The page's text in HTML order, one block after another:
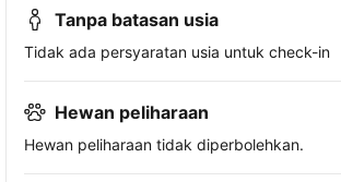
Tanpa batasan usia
Tidak ada persyaratan usia untuk check-in
Hewan peliharaan
Hewan peliharaan tidak diperbolehkan.